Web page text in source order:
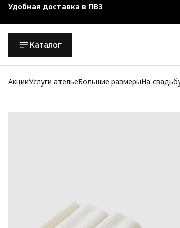
Чехол-кофр в подарок
Каталог
АкцииУслуги ательеБольшие размерыНа